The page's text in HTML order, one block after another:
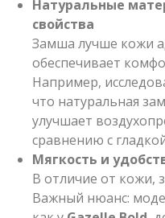
Натуральные
свойства
Замша лучше кожи
обеспечивает
Например,
что натуральная
улучшает
сравнению с
Мягкость и
В отличие от кожи,
Важный нюанс: